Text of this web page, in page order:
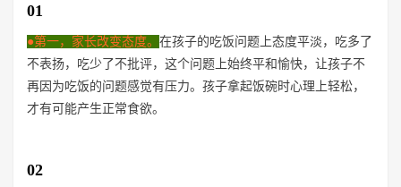
01
●第一，家长 改变态度。 在孩子的吃饭问题上态度平淡，吃多了
不表扬，吃少了不批评，这个问题上始终平和愉快，让孩子不
再因为吃饭的问题感觉有压力。孩子拿起饭碗时心理上轻松，
才有可能产生正常食欲。
02